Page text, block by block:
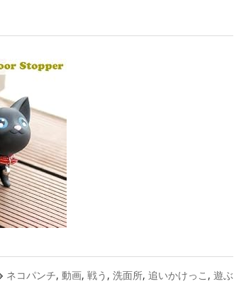
ネコパンチ, 動画, 戦う , 洗面所, 追いかけっこ , 遊ぶ